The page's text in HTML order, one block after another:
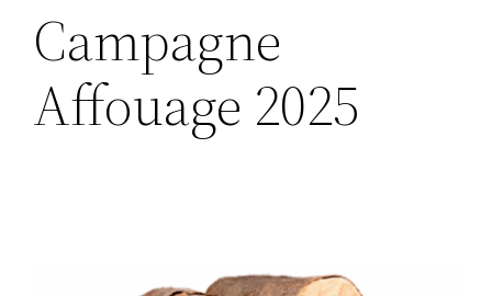
Campagne
Affouage 2025